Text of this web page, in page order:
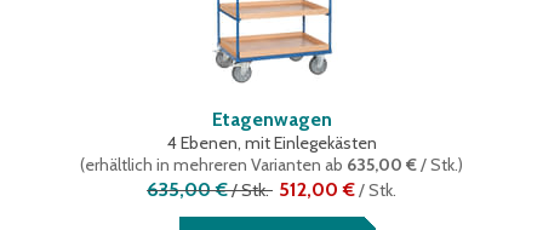
Etagenwagen
4 Ebenen, mit Einlegekästen
(erhältlich in mehreren Varianten ab 635,00 €/ Stk.)
635,00 €/Stk. 512,00 €/Stk.